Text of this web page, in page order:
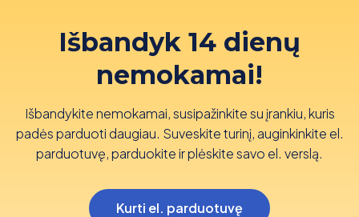
Išbandyk 14 dienų
nemokamai!
Išbandykite nemokamai, susipažinkite su įrankiu, kuris
padės parduoti daugiau. Suveskite turinį, auginkinkite el.
parduotuvę, parduokite ir plėskite savo el. verslą.
Kurti el. parduotuvę